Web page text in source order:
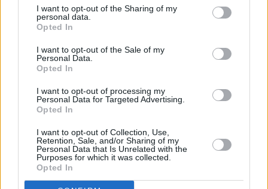
I want to opt-out of the Sharing of my
personal data.
Opted In
I want to opt-out of the Sale of my
Personal Data.
Opted In
I want to opt-out of processing my
Personal Data for Targeted Advertising.
Opted In
I want to opt-out of Collection, Use,
Retention, Sale, and/or Sharing of my
Personal Data that Is Unrelated with the
Purposes for which it was collected.
Opted In
eingeliefert wird. Während Dr. Maria Weber...
In aller
Serie/ Arztserie
Retter in der Not
Sylvia Haas, die Mutter von Pfleger Kris Haas, kommt mit
Schnittverletzung am Auge in die Sachsenklinik.
Freundschaft
Serie/ Arztserie